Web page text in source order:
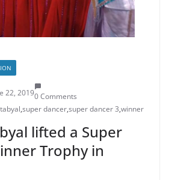
22, 20190 Comments
,super dancer,super dancer 3,winner
lifted a Super
Trophy in